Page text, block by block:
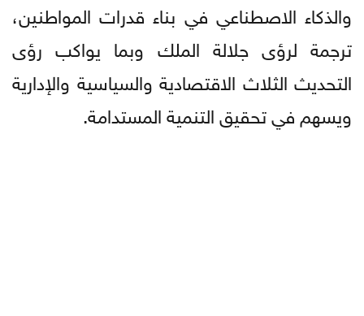
والذكاء الاصطناعي في بناء قدرات المواطنين،
ترجمة لرؤى جلالة الملك وبما يواكب رؤى
التحديث الثلاث الاقتصادية والسياسية والإدارية
ويسهم في تحقيق التنمية المستدامة.